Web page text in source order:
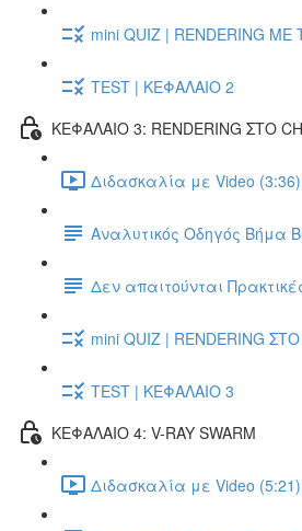
mini QUIZ | RENDERING ΜΕ
TEST | ΚΕΦΑΛΑΙΟ 2
ΚΕΦΑΛΑΙΟ 3: RENDERING ΣΤΟ
Διδασκαλία με Video (3:36)
Αναλυτικός Οδηγός Βήμα
Δεν απαιτούνται
mini QUIZ | RENDERING
TEST | ΚΕΦΑΛΑΙΟ 3
ΚΕΦΑΛΑΙΟ 4: V-RAY SWARM
Διδασκαλία με Video (5:21)